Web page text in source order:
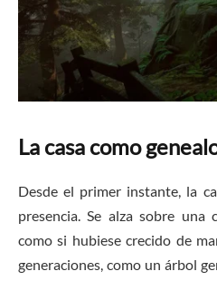
La casa como
Desde el primer instante, la
presencia. Se alza sobre una
como si hubiese crecido de
generaciones, como un árbol